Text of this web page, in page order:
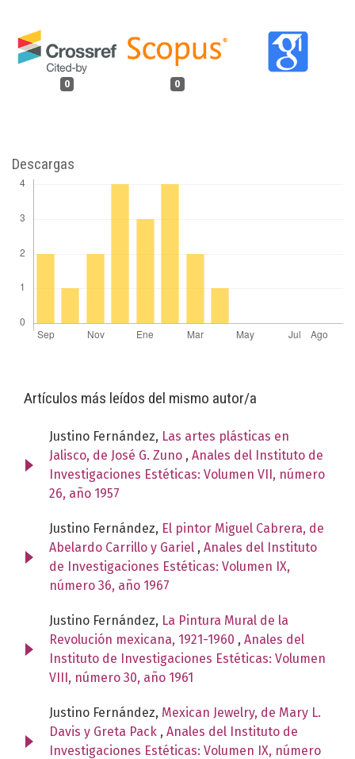
0 0
Descargas
Artículos más leídos del mismo autor/a
Justino Fernández, Las artes plásticas en
Jalisco, de José G. Zuno , Anales del Instituto de
Investigaciones Estéticas: Volumen VII, número
26, año 1957
Justino Fernández, El pintor Miguel Cabrera, de
Abelardo Carrillo y Gariel , Anales del Instituto
de Investigaciones Estéticas: Volumen IX,
número 36, año 1967
Justino Fernández, La Pintura Mural de la
Revolución mexicana, 1921-1960 , Anales del
Instituto de Investigaciones Estéticas: Volumen
VIII, número 30, año 1961
Justino Fernández, Mexican Jewelry, de Mary L.
Davis y Greta Pack , Anales del Instituto de
Investigaciones Estéticas: Volumen IX, número